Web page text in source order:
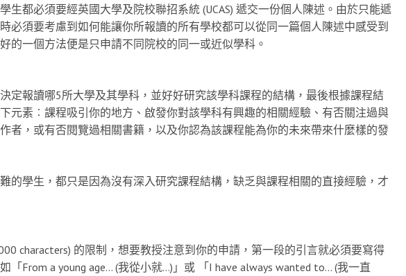
生都必須要經英國大學及院校聯招系統 (UCAS) 遞交一份個人陳述。由於只能遞
必須要考慮到如何能讓你所報讀的所有學校都可以從同一篇個人陳述中感受到
的一個方法便是只申請不同院校的同一或近似學科。
定報讀哪5所大學及其學科，並好好研究該學科課程的結構，最後根據課程結
元素︰課程吸引你的地方、啟發你對該學科有興趣的相關經驗、有否關注過與
者，或有否閱覽過相關書籍，以及你認為該課程能為你的未來帶來什麼樣的發
的學生，都只是因為沒有深入研究課程結構，缺乏與課程相關的直接經驗，才
characters) 的限制，想要教授注意到你的申請，第一段的引言就必須要寫得
「From a young age… (我從小就…)」或 「I have always wanted to… (我一直